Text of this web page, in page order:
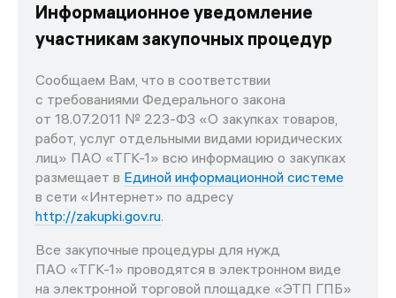
Информационное уведомление
участникам закупочных процедур
Сообщаем Вам, что в соответствии
с требованиями Федерального закона
от 18.07.2011 № 223-ФЗ «О закупках товаров,
работ, услуг отдельными видами юридических
лиц» ПАО «ТГК-1» всю информацию о закупках
размещает в Единой информационной системе
в сети «Интернет» по адресу
http://zakupki.gov.ru.
Все закупочные процедуры для нужд
ПАО «ТГК-1» проводятся в электронном виде
на электронной торговой площадке «ЭТП ГПБ»